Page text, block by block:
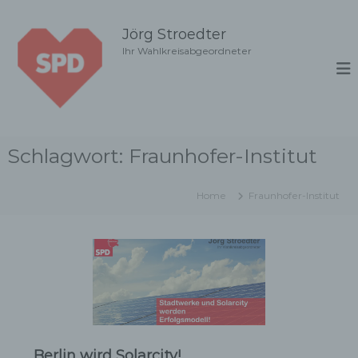
Jörg Stroedter
Ihr Wahlkreisabgeordneter
Schlagwort: Fraunhofer-Institut
Home Fraunhofer-Institut